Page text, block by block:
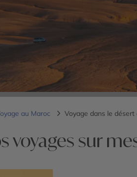
au Maroc Voyage dans le désert
voyages sur